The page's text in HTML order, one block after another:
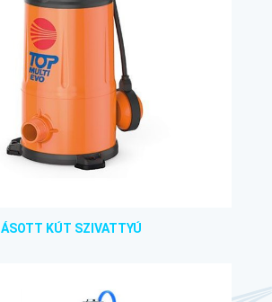
ÁSOTT KÚT SZIVATTYÚ